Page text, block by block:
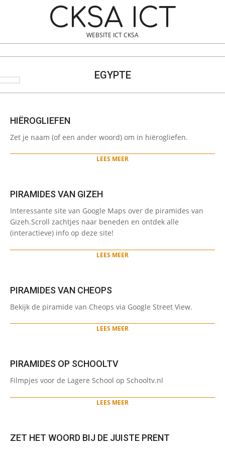
CKSA ICT
WEBSITE ICT CKSA
EGYPTE
HIËROGLIEFEN
01-
20
Zet je naam (of een ander woord) om in hiërogliefen.
LEES MEER
PIRAMIDES VAN GIZEH
01-
30
Interessante site van Google Maps over de piramides van
Gizeh.Scroll zachtjes naar beneden en ontdek alle
(interactieve) info op deze site!
LEES MEER
PIRAMIDES VAN CHEOPS
01-
30
Bekijk de piramide van Cheops via Google Street View.
LEES MEER
PIRAMIDES OP SCHOOLTV
01-
30
Filmpjes voor de Lagere School op Schooltv.nl
LEES MEER
ZET HET WOORD BIJ DE JUISTE PRENT